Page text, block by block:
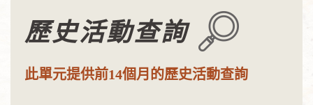
歷史活動查詢
此單元提供前14個月的歷史活動查詢